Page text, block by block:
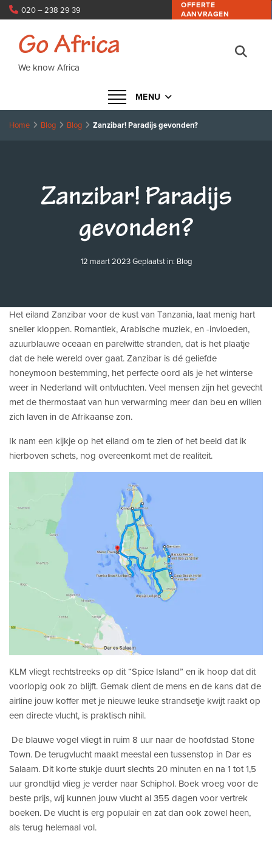
OFFERTE
AANVRAGEN
020 – 238 29 39
Navigatie in- of uitklappen
MENU
Go Africa
We know Africa
Home Blog Blog Zanzibar! Paradijs gevonden?
Zanzibar! Paradijs
gevonden?
12 maart 2023Geplaatst in: Blog
Het eiland Zanzibar voor de kust van Tanzania, laat menig hart
sneller kloppen. Romantiek, Arabische muziek, en -invloeden,
azuurblauwe oceaan en parelwitte stranden, dat is het plaatje
dat de hele wereld over gaat. Zanzibar is dé geliefde
honeymoon bestemming, het perfecte oord als je het winterse
weer in Nederland wilt ontvluchten. Veel mensen zijn het gevecht
met de thermostaat van hun verwarming meer dan beu en willen
zich laven in de Afrikaanse zon.
Ik nam een kijkje op het eiland om te zien of het beeld dat ik
hierboven schets, nog overeenkomt met de realiteit.
KLM vliegt rechtstreeks op dit “Spice Island” en ik hoop dat dit
voorlopig ook zo blijft. Gemak dient de mens en de kans dat de
airline jouw koffer met je nieuwe leuke strandsetje kwijt raakt op
een directe vlucht, is praktisch nihil.
De blauwe vogel vliegt in ruim 8 uur naar de hoofdstad Stone
Town. De terugvlucht maakt meestal een tussenstop in Dar es
Salaam. Dit korte stukje duurt slechts 20 minuten en na 1 tot 1,5
uur grondtijd vlieg je verder naar Schiphol. Boek vroeg voor de
beste prijs, wij kunnen jouw vlucht al 355 dagen voor vertrek
boeken. De vlucht is erg populair en zat dan ook zowel heen,
als terug helemaal vol.